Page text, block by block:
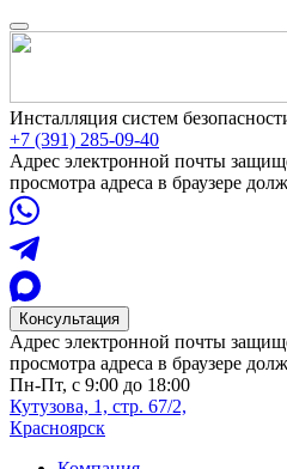
Инсталляция систем
+7 (391) 285-09-40
Адрес электронной почты
просмотра адреса в браузере
Консультация
Адрес электронной почты
просмотра адреса в браузере
Пн-Пт, с 9:00 до 18:00
Кутузова, 1, стр. 67/2,
Красноярск